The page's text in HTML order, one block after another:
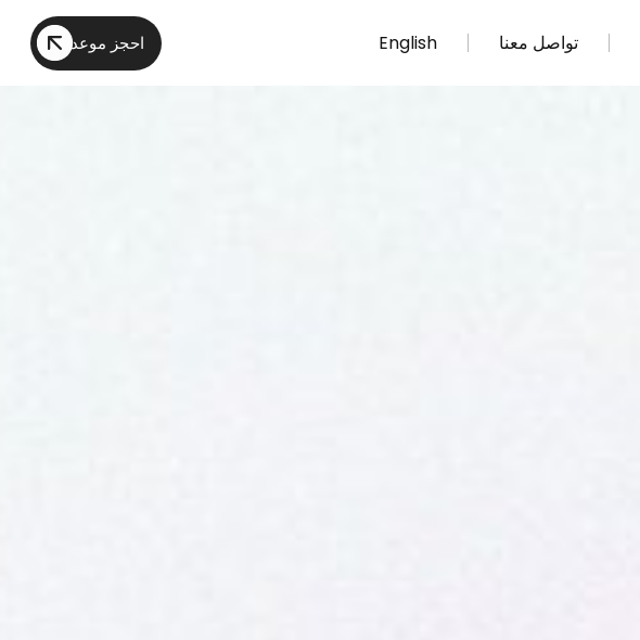
تواصل معنا English احجز موعد